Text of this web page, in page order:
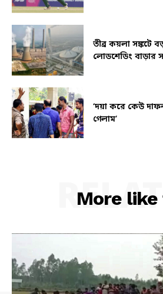
তীব্র কয়লা সঙ্কটে
লোডশেডিং বাড়ার
‘দয়া করে কেউ
গেলাম’
More like